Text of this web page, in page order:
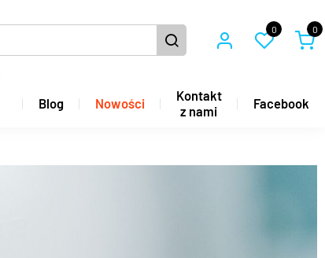
0 0
Blog Nowości
Kontakt
z nami
Facebook